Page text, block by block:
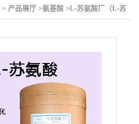
> 产品展厅 >氨基酸 >L-苏氨酸厂（L-苏